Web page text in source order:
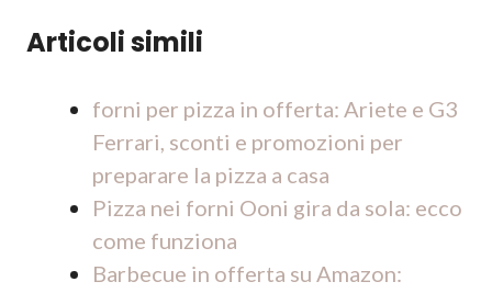
Articoli simili
forni per pizza in offerta: Ariete e G3
Ferrari, sconti e promozioni per
preparare la pizza a casa
Pizza nei forni Ooni gira da sola: ecco
come funziona
Barbecue in offerta su Amazon: